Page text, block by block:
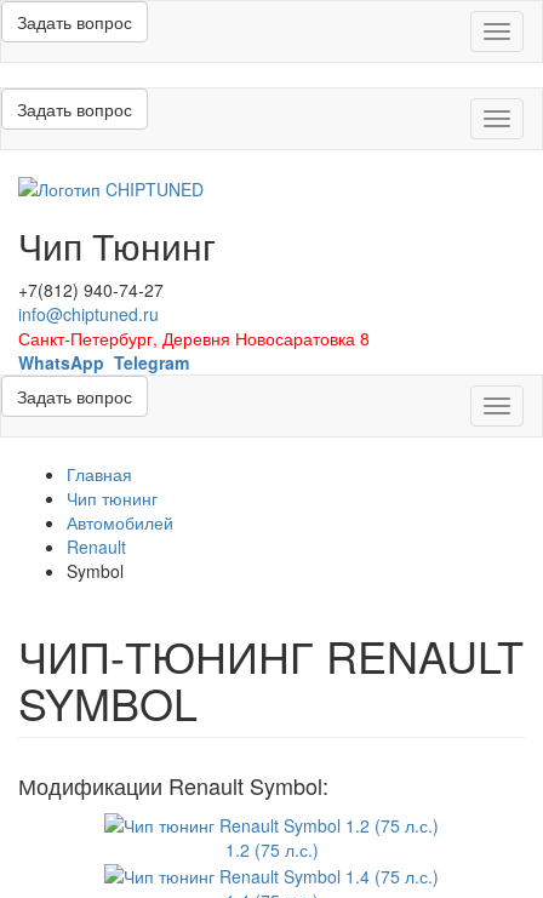
Меню
Задать вопрос
Меню
Задать вопрос
Чип Тюнинг
+7(812) 940-74-27
info@chiptuned.ru
Санкт-Петербург, Деревня Новосаратовка 8
WhatsApp Telegram
Меню
Задать вопрос
Главная
Чип тюнинг
Автомобилей
Renault
Symbol
ЧИП-ТЮНИНГ RENAULT
SYMBOL
Модификации Renault Symbol:
1.2 (75 л.с.)